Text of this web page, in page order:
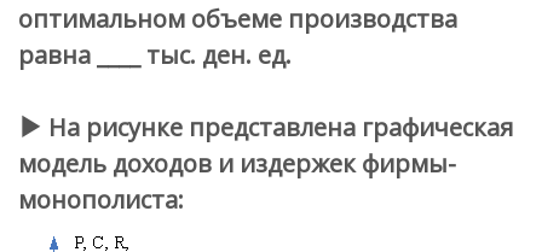
оптимальном объеме производства
равна ____ тыс. ден. ед.
На рисунке представлена графическая
модель доходов и издержек фирмы-
монополиста: